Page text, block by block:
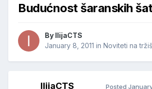
Budućnost šaranskih
By IlijaCTS
January 8, 2011 in Noviteti na
IlijaCTS Posted